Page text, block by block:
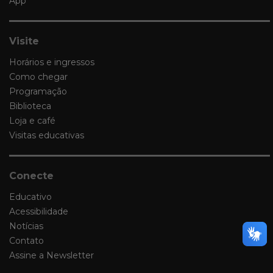
Visite
Horários e ingressos
Como chegar
Programação
Biblioteca
Loja e café
Visitas educativas
Conecte
Educativo
Acessibilidade
Notícias
Contato
Assine a Newsletter